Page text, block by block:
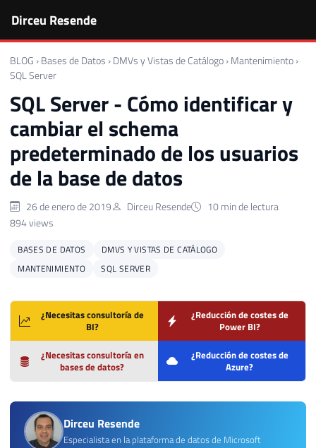
Dirceu Resende
BLOG › Bases de Datos › DMVs y Vistas de Catálogo › Mantenimiento ›
SQL Server
SQL Server - Cómo identificar y
cambiar el schema
predeterminado de los usuarios
de la base de datos
26 de enero de 2019 Dirceu Resende
10 min de lectura
894 views
BASES DE DATOS
DMVS Y VISTAS DE CATÁLOGO
MANTENIMIENTO
SQL SERVER
¿Necesitas consultoría de
BI?
¿Reducción de costes de
Power BI?
¿Necesitas consultoría en
bases de datos?
¿Reducción de costes de
Azure?
Dirceu Resende
Especialista en la plataforma de datos de Microsoft